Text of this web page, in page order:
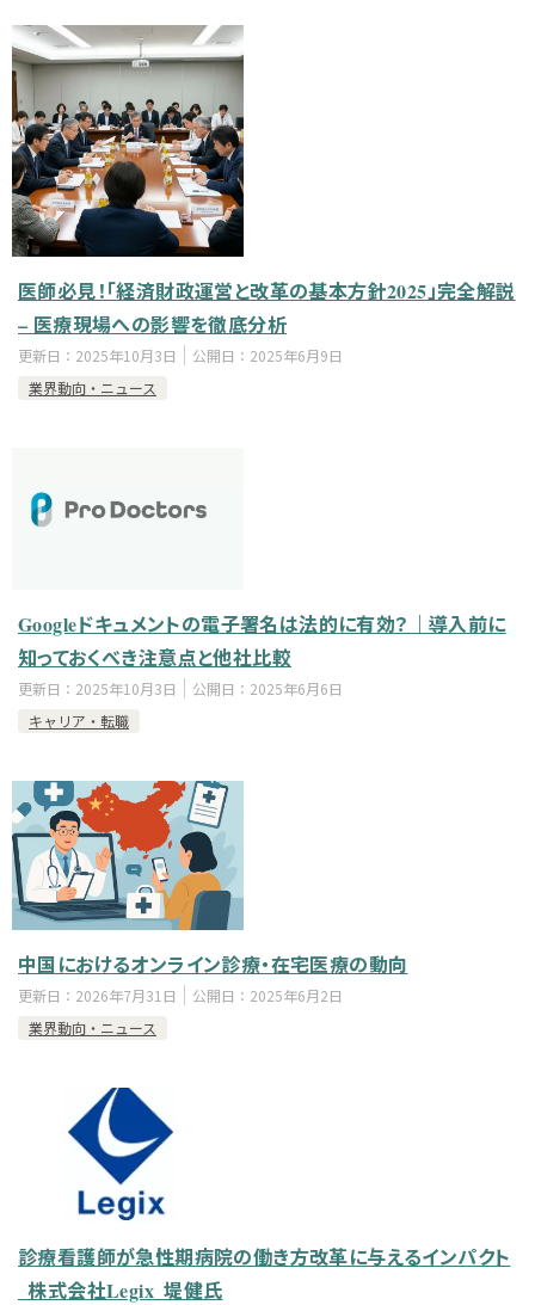
医師必見！「経済財政運営と改革の基本方針2025」完全解説
– 医療現場への影響を徹底分析
更新日： 2025年10月3日 公開日： 2025年6月9日
業界動向・ニュース
Googleドキュメントの電子署名は法的に有効？｜導入前に
知っておくべき注意点と他社比較
更新日： 2025年10月3日 公開日： 2025年6月6日
キャリア・転職
中国におけるオンライン診療・在宅医療の動向
更新日： 2026年7月31日 公開日： 2025年6月2日
業界動向・ニュース
診療看護師が急性期病院の働き方改革に与えるインパクト
_株式会社Legix_堤健氏